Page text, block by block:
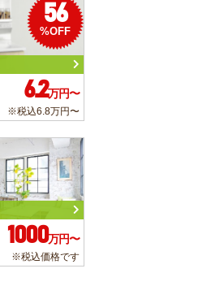
56
%OFF
6.2万円〜
※税込6.8万円〜
1000万円〜
※税込価格です